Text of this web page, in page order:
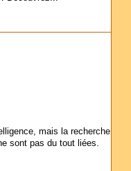
mais la recherche
sont pas du tout liées.